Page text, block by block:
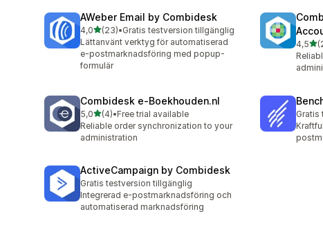
AWeber Email by Combidesk
4,0av 5 stjärnor
(23)
23 recensioner totalt
•Gratis testversion tillgänglig
Lättanvänt verktyg för automatiserad
e-postmarknadsföring med popup-
formulär
4,5av
2
Combidesk e‑Boekhouden.nl
5,0av 5 stjärnor
(4)
4 recensioner totalt
•Free trial available
Reliable order synchronization to your
administration
Gratis
ActiveCampaign by Combidesk
Gratis testversion tillgänglig
Integrerad e-postmarknadsföring och
automatiserad marknadsföring